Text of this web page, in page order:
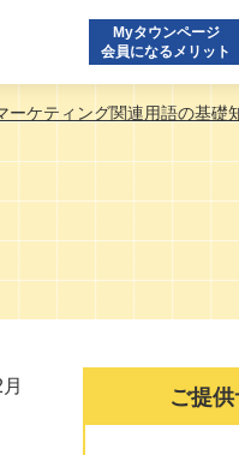
Myタウンページ
会員になるメリット
ーケティング関連用語の基礎
ご提